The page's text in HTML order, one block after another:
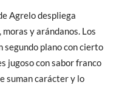
Agrelo despliega
y arándanos. Los
plano con cierto
jugoso con sabor franco
suman carácter y lo